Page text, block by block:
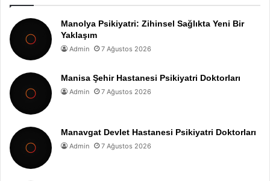
Manolya Psikiyatri: Zihinsel Sağlıkta Yeni Bir
Yaklaşım
Admin 7 Ağustos 2026
Manisa Şehir Hastanesi Psikiyatri Doktorları
Admin 7 Ağustos 2026
Manavgat Devlet Hastanesi Psikiyatri Doktorları
Admin 7 Ağustos 2026